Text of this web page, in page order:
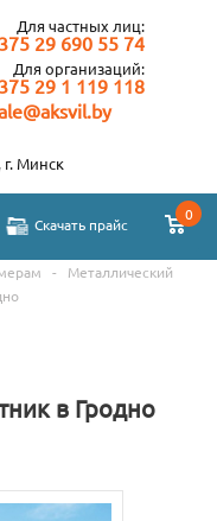
Для частных лиц:
29 690 55 74
Для организаций:
29 1 119 118
Скачать прайс
0
Минск
-
Металлический
в Гродно